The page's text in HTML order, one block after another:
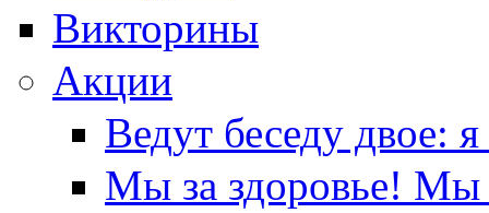
Викторины
Акции
Ведут беседу двое:
Мы за здоровье! Мы